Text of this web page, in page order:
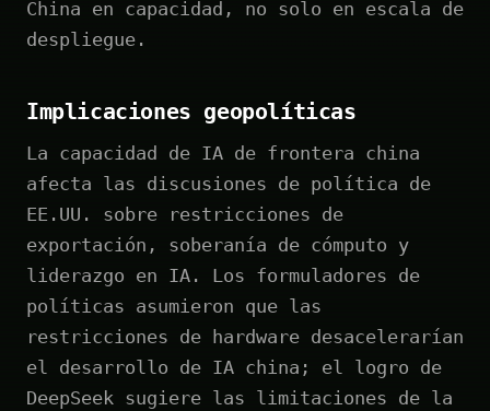
China en capacidad, no solo en escala de
despliegue.
Implicaciones geopolíticas
La capacidad de IA de frontera china
afecta las discusiones de política de
EE.UU. sobre restricciones de
exportación, soberanía de cómputo y
liderazgo en IA. Los formuladores de
políticas asumieron que las
restricciones de hardware desacelerarían
el desarrollo de IA china; el logro de
DeepSeek sugiere las limitaciones de la